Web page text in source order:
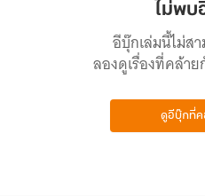
ไม่พบ
อีบุ๊กเล่มนี้ไม่ส
ลองดูเรื่องที่คล้า
ดูอีบุ๊กที่ค